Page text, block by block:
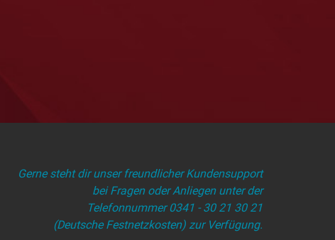
Gerne steht dir unser freundlicher Kundensupport
bei Fragen oder Anliegen unter der
Telefonnummer 0341 - 30 21 30 21
(Deutsche Festnetzkosten) zur Verfügung.